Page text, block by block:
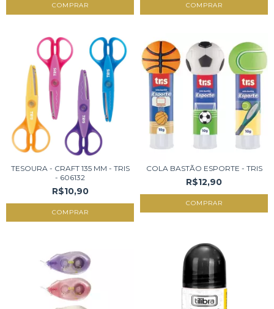
COMPRAR
TESOURA - CRAFT 135 MM - TRIS
- 606132
R$10,90
COMPRAR
COLA BASTÃO ESPORTE - TRIS
R$12,90
COMPRAR